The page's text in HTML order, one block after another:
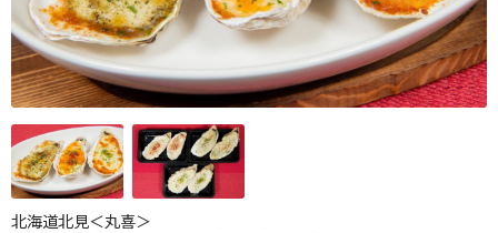
北海道北見＜丸喜＞